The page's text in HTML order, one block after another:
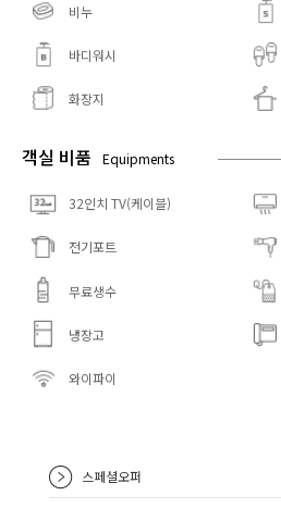
비누
바디워시
화장지
객실 비품 Equipments
32인치 TV(케이블)
전기포트
무료생수
냉장고
와이파이
스페셜오퍼